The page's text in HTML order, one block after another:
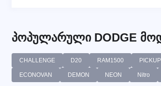
პოპულარული DODGE
CHALLENGE D20 RAM1500 PICKUP
ECONOVAN DEMON NEON Nitro